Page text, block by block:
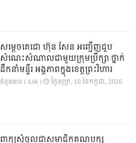
សម្តេចតេជោ ហ៊ុន សែន អញ្ជើញជួប
សំណេះសំណាលជាមួយក្រុមប្រឹក្សា ថ្នាក់
ដឹកនាំមន្ទីរ អង្គភាពក្នុងខេត្តព្រះវិហារ
ចំនួនអាន ( 4.6k ) ថ្ងៃ​សុក្រ, 10 ខែ​កក្កដា, 2026
ពាក្យសុំចូលជាសមាជិកគណបក្ស